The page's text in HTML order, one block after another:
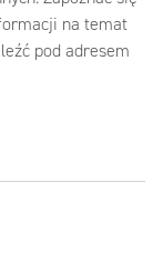
na temat
pod adresem